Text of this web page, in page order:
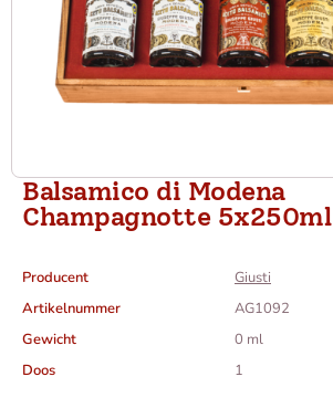
Balsamico di Modena
Champagnotte 5x250ml
Producent
Giusti
Artikelnummer
AG1092
Gewicht
0 ml
Doos
1